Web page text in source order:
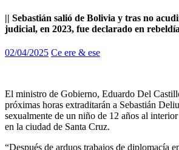
|| Sebastián salió de Bolivia y tras no
judicial, en 2023, fue declarado en rebeldía
02/04/2025 Ce ere & ese
El ministro de Gobierno, Eduardo Del
próximas horas extraditarán a Sebastián
sexualmente de un niño de 12 años al
en la ciudad de Santa Cruz.
“Después de arduos trabajos de diplomacía